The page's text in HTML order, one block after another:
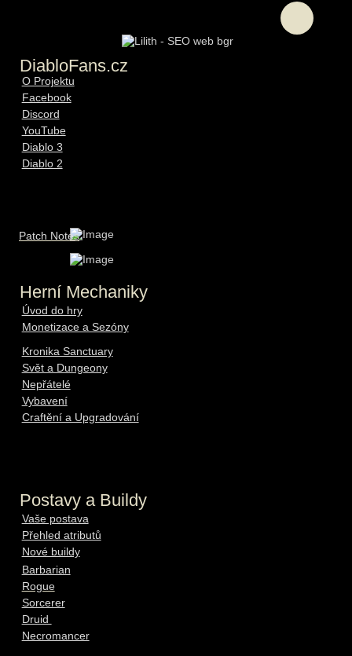
DiabloFans.cz
O Projektu
Facebook
Discord
YouTube
Diablo 3
Diablo 2
Patch Notes
Herní Mechaniky
Úvod do hry
Monetizace a Sezóny
Kronika Sanctuary
Svět a Dungeony
Nepřátelé
Vybavení
Craftění a Upgradování
Postavy a Buildy
Vaše postava
Přehled atributů
Nové buildy
Barbarian
Rogue
Sorcerer
Druid
Necromancer